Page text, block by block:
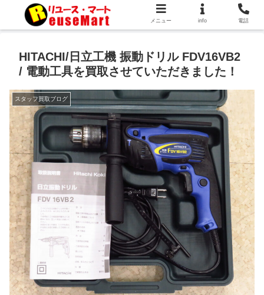
HITACHI/日立工機 振動ドリル FDV16VB2
/ 電動工具を買取させていただきました！
スタッフ買取ブログ
メニュー info 電話